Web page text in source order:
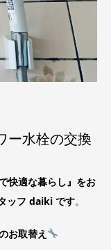
ー水栓の交換
快適な暮らし』をお
ッフ daiki です。
お取替え